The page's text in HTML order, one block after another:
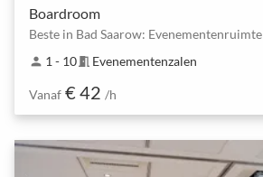
Boardroom
Beste in Bad Saarow: Evenementenruimte
person 1 - 10meeting_room Evenementenzalen
Vanaf € 42 /h